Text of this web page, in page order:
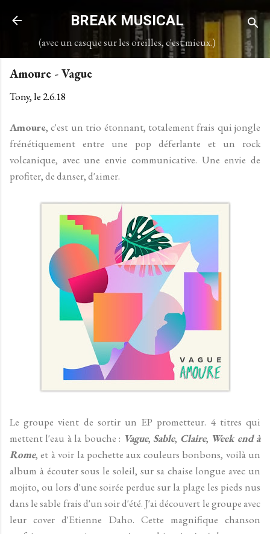
Accéder au contenu principal
BREAK MUSICAL
(avec un casque sur les oreilles, c'est mieux.)
Amoure - Vague
Tony, le2.6.18
Amoure, c'est un trio étonnant, totalement frais qui jongle
frénétiquement entre une pop déferlante et un rock
volcanique, avec une envie communicative. Une envie de
profiter, de danser, d'aimer.
Le groupe vient de sortir un EP prometteur. 4 titres qui
mettent l'eau à la bouche : Vague, Sable, Claire, Week end à
Rome, et à voir la pochette aux couleurs bonbons, voilà un
album à écouter sous le soleil, sur sa chaise longue avec un
mojito, ou lors d'une soirée perdue sur la plage les pieds nus
dans le sable frais d'un soir d'été. J'ai découvert le groupe avec
leur cover d'Etienne Daho. Cette magnifique chanson